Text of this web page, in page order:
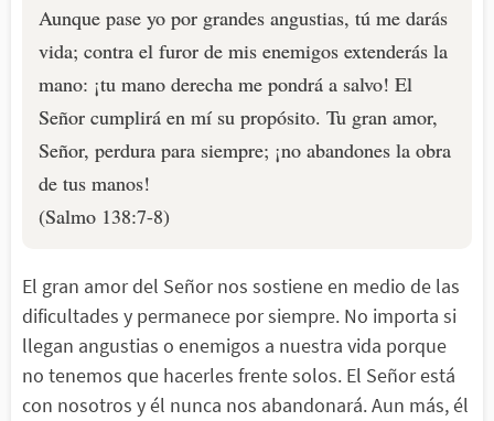
Aunque pase yo por grandes angustias, tú me darás
vida; contra el furor de mis enemigos extenderás la
mano: ¡tu mano derecha me pondrá a salvo! El
Señor cumplirá en mí su propósito. Tu gran amor,
Señor, perdura para siempre; ¡no abandones la obra
de tus manos!
(Salmo 138:7-8)
El gran amor del Señor nos sostiene en medio de las
dificultades y permanece por siempre. No importa si
llegan angustias o enemigos a nuestra vida porque
no tenemos que hacerles frente solos. El Señor está
con nosotros y él nunca nos abandonará. Aun más, él